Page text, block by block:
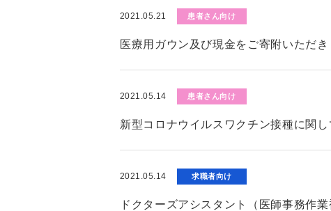
2021.05.21 患者さん向け
医療用ガウン及び現金をご寄附いただき
2021.05.14 患者さん向け
新型コロナウイルスワクチン接種に関し
2021.05.14 求職者向け
ドクターズアシスタント（医師事務作